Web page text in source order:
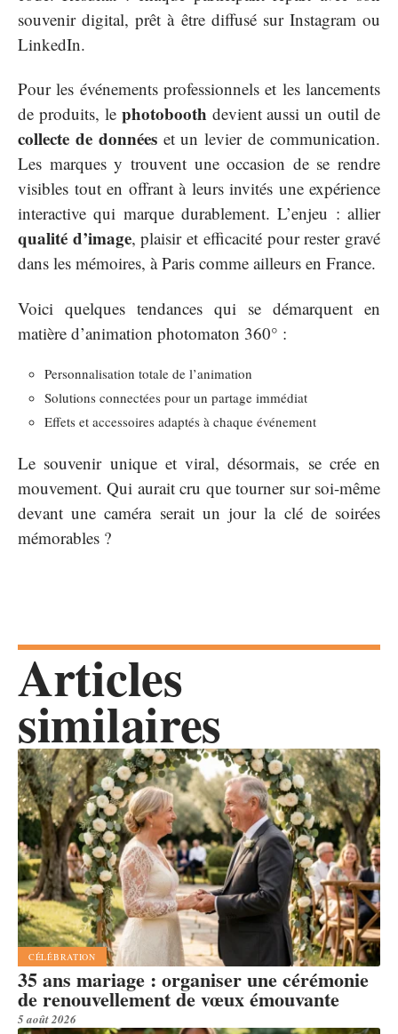
souvenir digital, prêt à être diffusé sur Instagram ou
LinkedIn.
Pour les événements professionnels et les lancements
de produits, le photobooth devient aussi un outil de
collecte de donnéeset un levier de communication.
Les marques y trouvent une occasion de se rendre
visibles tout en offrant à leurs invités une expérience
interactive qui marque durablement. L’enjeu : allier
qualité d’image, plaisir et efficacité pour rester gravé
dans les mémoires, à Paris comme ailleurs en France.
Voici quelques tendances qui se démarquent en
matière d’animation photomaton 360° :
Personnalisation totale de l’animation
Solutions connectées pour un partage immédiat
Effets et accessoires adaptés à chaque événement
Le souvenir unique et viral, désormais, se crée en
mouvement. Qui aurait cru que tourner sur soi-même
devant une caméra serait un jour la clé de soirées
mémorables ?
Articles
similaires
CÉLÉBRATION
35 ans mariage : organiser une cérémonie
de renouvellement de vœux émouvante
5 août 2026